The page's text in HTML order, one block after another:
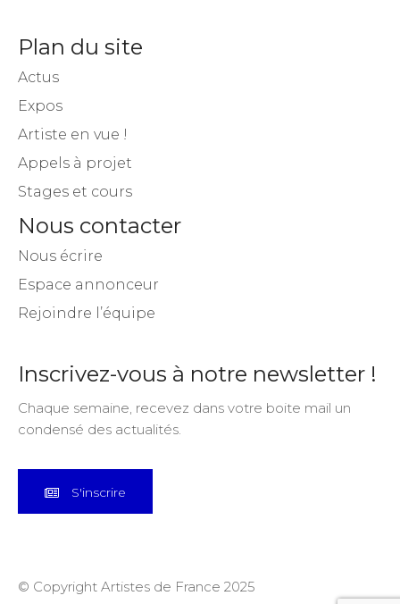
Plan du site
Actus
Expos
Artiste en vue !
Appels à projet
Stages et cours
Nous contacter
Nous écrire
Espace annonceur
Rejoindre l’équipe
Inscrivez-vous à notre newsletter !
Chaque semaine, recevez dans votre boite mail un
condensé des actualités.
S'inscrire
© Copyright Artistes de France 2025